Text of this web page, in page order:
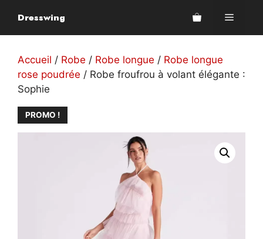
contenu
Dresswing Menu
Accueil / Robe / Robe longue / Robe longue
rose poudrée / Robe froufrou à volant élégante :
Sophie
PROMO !